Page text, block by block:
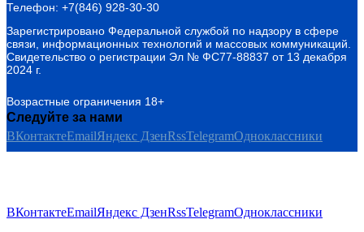
Телефон: +7(846) 928-30-30
Зарегистрировано Федеральной службой по надзору в сфере
связи, информационных технологий и массовых коммуникаций.
Свидетельство о регистрации Эл № ФС77-88837 от 13 декабря
2024 г.
Возрастные ограничения 18+
Следуйте за нами
ВКонтактеEmailЯндекс ДзенRssTelegramОдноклассники
ВКонтактеEmailЯндекс ДзенRssTelegramОдноклассники